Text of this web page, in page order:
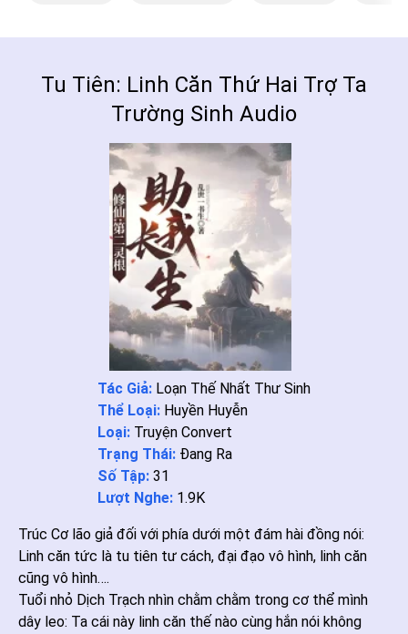
Tu Tiên: Linh Căn Thứ Hai Trợ Ta
Trường Sinh Audio
Tác Giả: Loạn Thế Nhất Thư Sinh
Thể Loại: Huyền Huyễn
Loại: Truyện Convert
Trạng Thái: Đang Ra
Số Tập: 31
Lượt Nghe: 1.9K
Trúc Cơ lão giả đối với phía dưới một đám hài đồng nói:
Linh căn tức là tu tiên tư cách, đại đạo vô hình, linh căn
cũng vô hình….
Tuổi nhỏ Dịch Trạch nhìn chằm chằm trong cơ thể mình
dây leo: Ta cái này linh căn thế nào cùng hắn nói không